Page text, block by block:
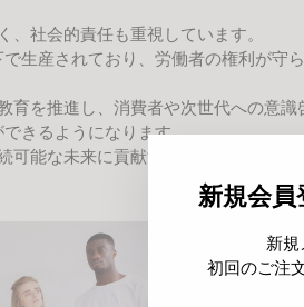
新規会
新規
初回のご注
、社会的責任も重視しています。
生産されており、労働者の権利が
育を推進し、消費者や次世代への意
きるようになります。
可能な未来に貢献することができま